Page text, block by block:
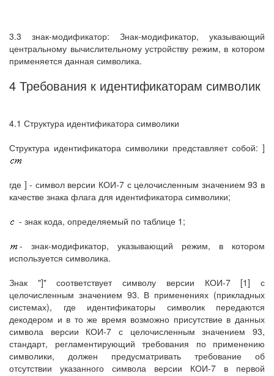
3.3 знак-модификатор: Знак-модификатор, указывающий
центральному вычислительному устройству режим, в котором
применяется данная символика.
4 Требования к идентификаторам символик
4.1 Структура идентификатора символики
Структура идентификатора символики представляет собой: ]
где ] - символ версии КОИ-7 с целочисленным значением 93 в
качестве знака флага для идентификатора символики;
- знак кода, определяемый по таблице 1;
- знак-модификатор, указывающий режим, в котором
используется символика.
Знак "]" соответствует символу версии КОИ-7 [1] с
целочисленным значением 93. В применениях (прикладных
системах), где идентификаторы символик передаются
декодером и в то же время возможно присутствие в данных
символа версии КОИ-7 с целочисленным значением 93,
стандарт, регламентирующий требования по применению
символики, должен предусматривать требование об
отсутствии указанного символа версии КОИ-7 в первой